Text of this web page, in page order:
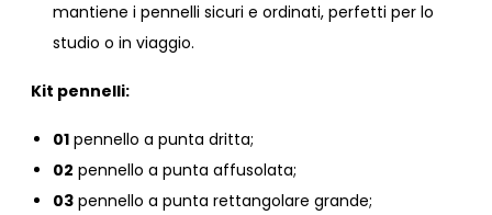
mantiene i pennelli sicuri e ordinati, perfetti per lo
studio o in viaggio.
Kit pennelli:
01 pennello a punta dritta;
02 pennello a punta affusolata;
03 pennello a punta rettangolare grande;